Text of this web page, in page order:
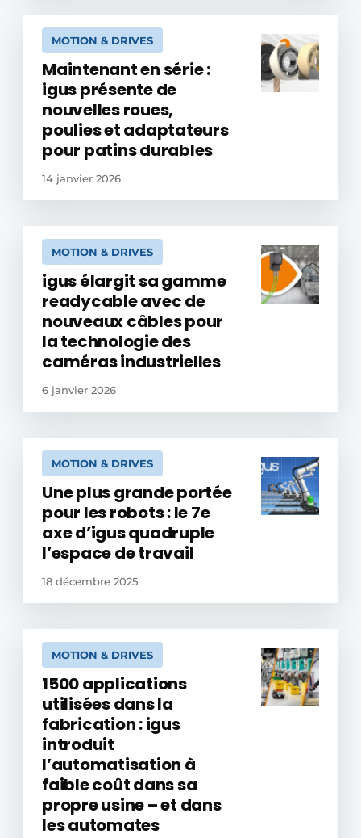
MOTION & DRIVES
Maintenant en série :
igus présente de
nouvelles roues,
poulies et adaptateurs
pour patins durables
14 janvier 2026
MOTION & DRIVES
igus élargit sa gamme
readycable avec de
nouveaux câbles pour
la technologie des
caméras industrielles
6 janvier 2026
MOTION & DRIVES
Une plus grande portée
pour les robots : le 7e
axe d’igus quadruple
l’espace de travail
18 décembre 2025
MOTION & DRIVES
1500 applications
utilisées dans la
fabrication : igus
introduit
l’automatisation à
faible coût dans sa
propre usine – et dans
les automates